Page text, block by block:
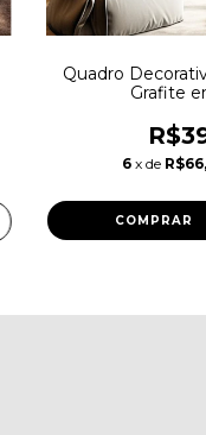
Quadro
Grafite
6 x de
COMPRAR